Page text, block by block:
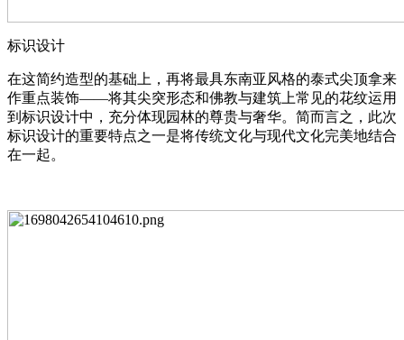
标识设计
在这简约造型的基础上，再将最具东南亚风格的泰式尖顶拿来
作重点装饰——将其尖突形态和佛教与建筑上常见的花纹运用
到标识设计中，充分体现园林的尊贵与奢华。简而言之，此次
标识设计的重要特点之一是将传统文化与现代文化完美地结合
在一起。